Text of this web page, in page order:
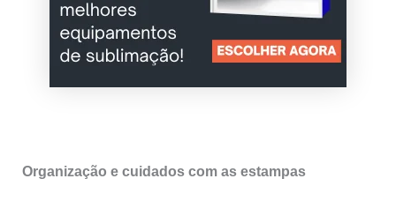
Organização e cuidados com as estampas